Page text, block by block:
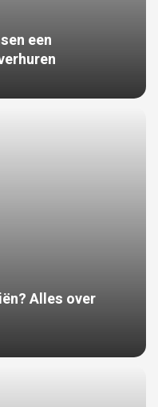
een
Alles over